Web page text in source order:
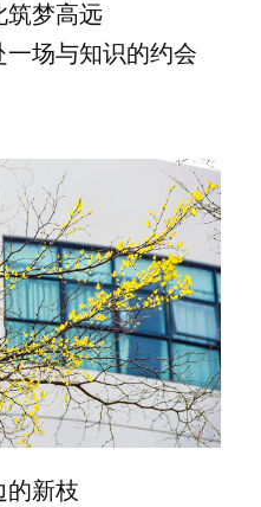
筑梦高远
场与知识的约会
的新枝